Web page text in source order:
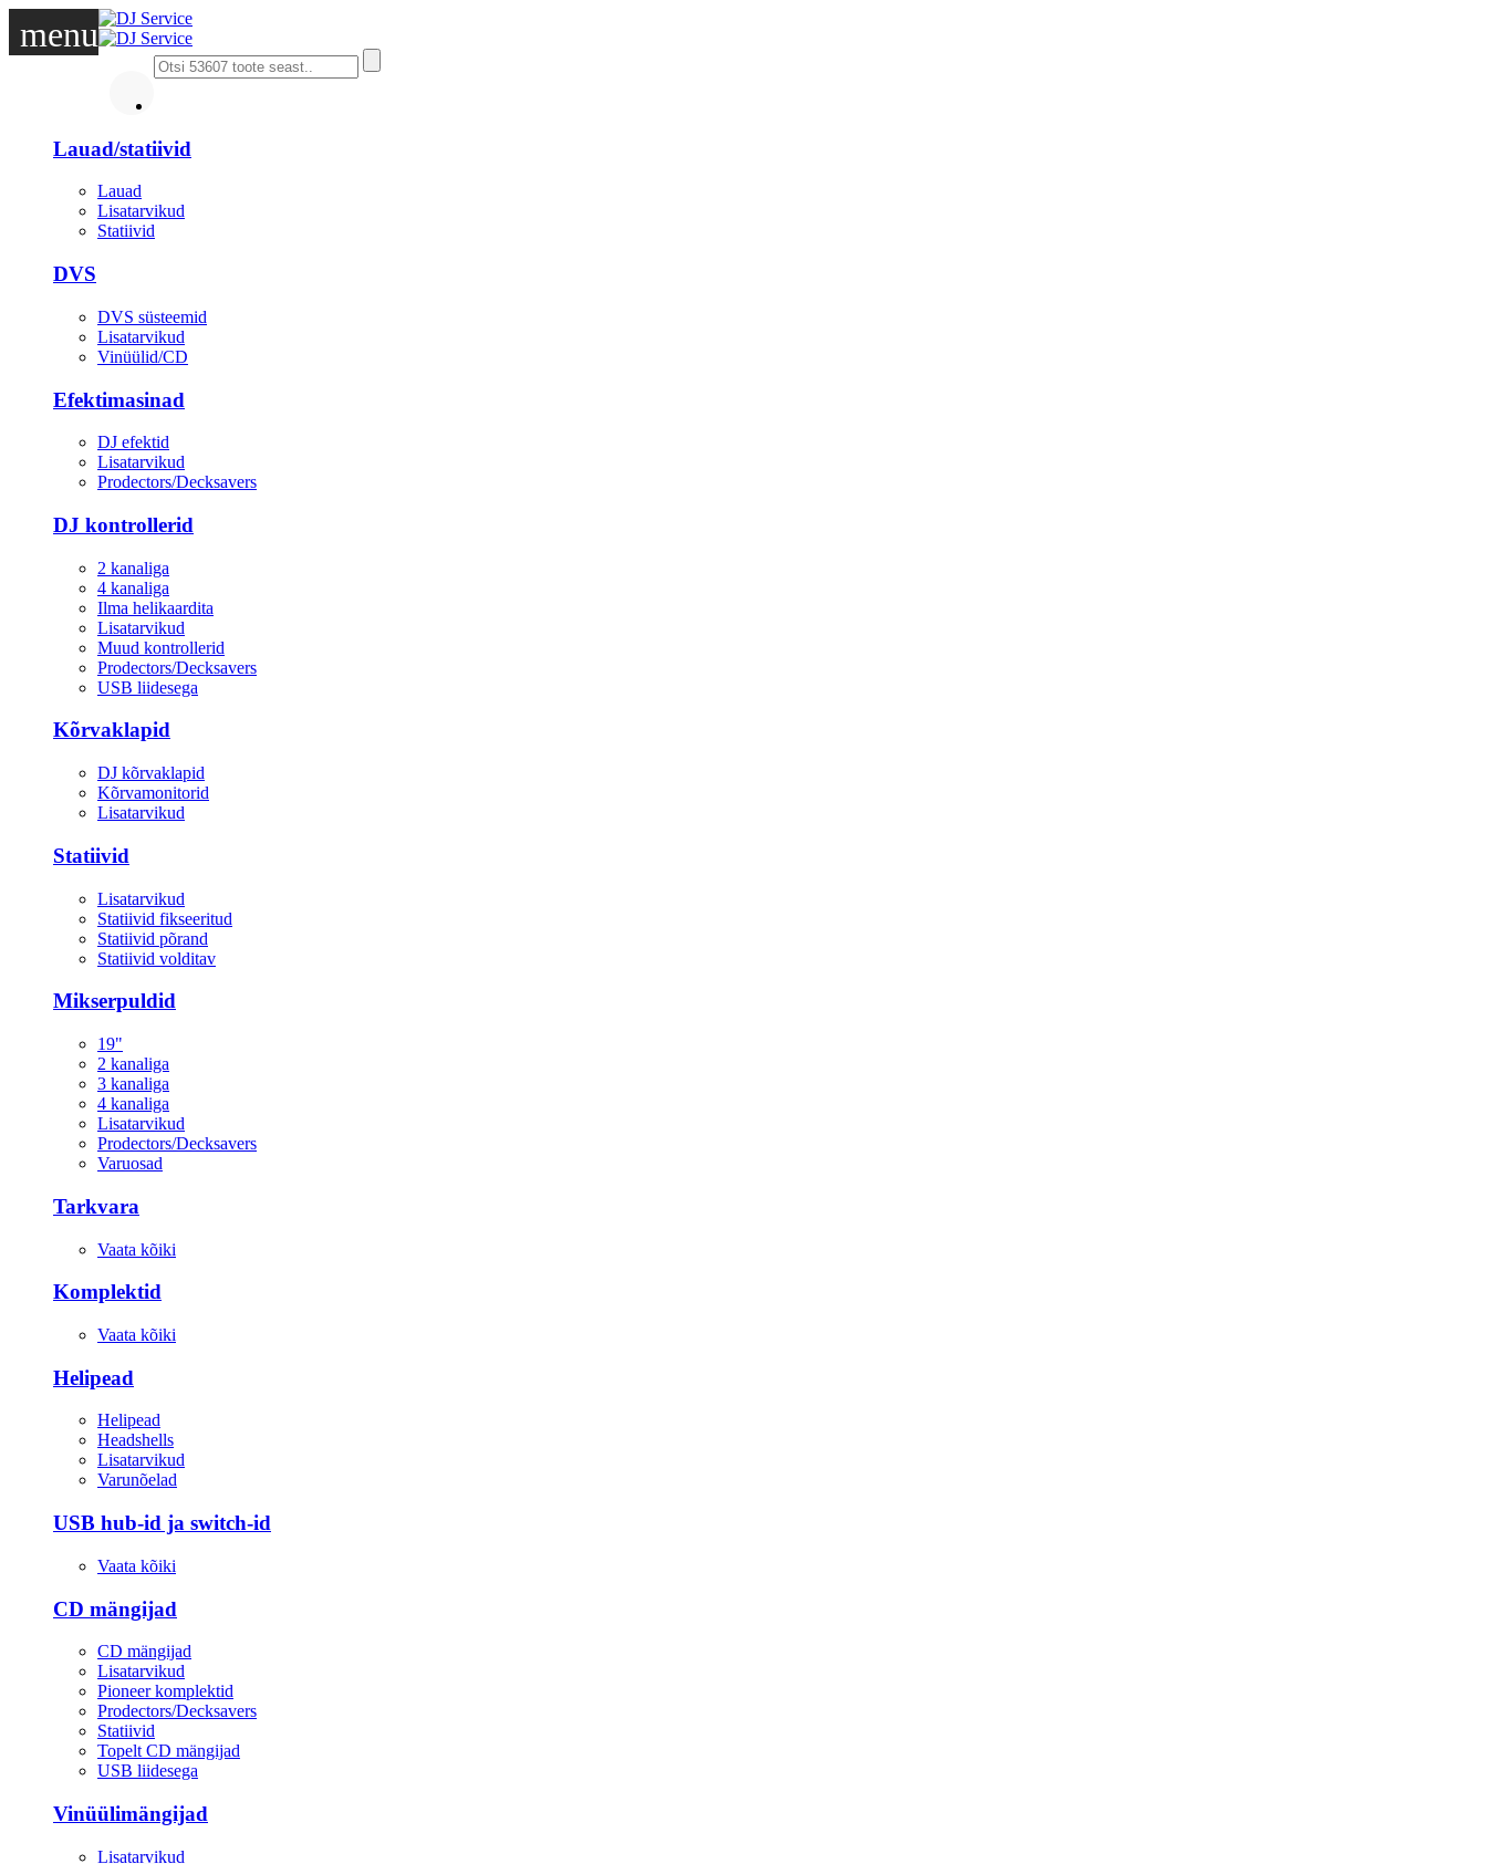
menu
Lauad/statiivid
Lauad
Lisatarvikud
Statiivid
DVS
DVS süsteemid
Lisatarvikud
Vinüülid/CD
Efektimasinad
DJ efektid
Lisatarvikud
Prodectors/Decksavers
DJ kontrollerid
2 kanaliga
4 kanaliga
Ilma helikaardita
Lisatarvikud
Muud kontrollerid
Prodectors/Decksavers
USB liidesega
Kõrvaklapid
DJ kõrvaklapid
Kõrvamonitorid
Lisatarvikud
Statiivid
Lisatarvikud
Statiivid fikseeritud
Statiivid põrand
Statiivid volditav
Mikserpuldid
19"
2 kanaliga
3 kanaliga
4 kanaliga
Lisatarvikud
Prodectors/Decksavers
Varuosad
Tarkvara
Vaata kõiki
Komplektid
Vaata kõiki
Helipead
Helipead
Headshells
Lisatarvikud
Varunõelad
USB hub-id ja switch-id
Vaata kõiki
CD mängijad
CD mängijad
Lisatarvikud
Pioneer komplektid
Prodectors/Decksavers
Statiivid
Topelt CD mängijad
USB liidesega
Vinüülimängijad
Lisatarvikud